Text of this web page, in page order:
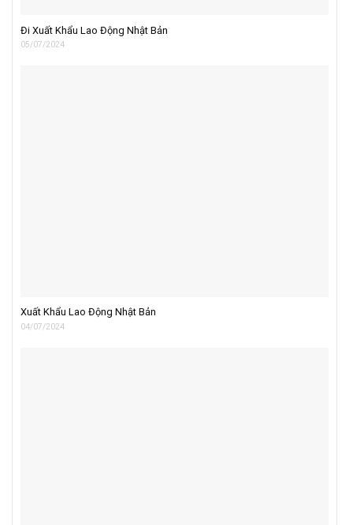
Đi Xuất Khẩu Lao Động Nhật Bản
05/07/2024
Xuất Khẩu Lao Động Nhật Bản
04/07/2024